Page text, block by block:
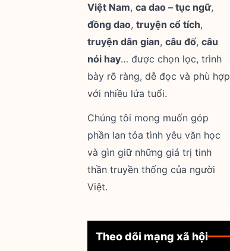
Việt Nam, ca dao – tục ngữ,
đồng dao, truyện cổ tích,
truyện dân gian, câu đố, câu
nói hay… được chọn lọc, trình
bày rõ ràng, dễ đọc và phù hợp
với nhiều lứa tuổi.
Chúng tôi mong muốn góp
phần lan tỏa tình yêu văn học
và gìn giữ những giá trị tinh
thần truyền thống của người
Việt.
Theo dõi mạng xã hội